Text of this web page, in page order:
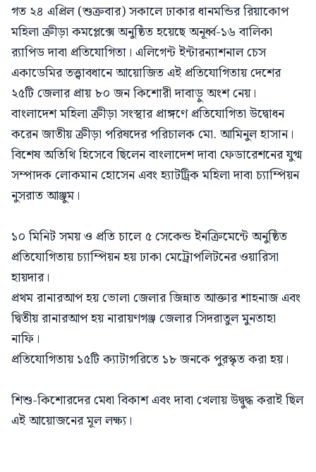
গত ২৪ এপ্রিল (শুক্রবার) সকালে ঢাকার ধানমন্ডির রিয়াকোপ
মহিলা ক্রীড়া কমপ্লেক্সে অনুষ্ঠিত হয়েছে অনূর্ধ্ব-১৬ বালিকা
র‍্যাপিড দাবা প্রতিযোগিতা। এলিগেন্ট ইন্টারন্যাশনাল চেস
একাডেমির তত্ত্বাবধানে আয়োজিত এই প্রতিযোগিতায় দেশের
২৫টি জেলার প্রায় ৮০ জন কিশোরী দাবাড়ু অংশ নেয়।
বাংলাদেশ মহিলা ক্রীড়া সংস্থার প্রাঙ্গণে প্রতিযোগিতা উদ্বোধন
করেন জাতীয় ক্রীড়া পরিষদের পরিচালক মো. আমিনুল হাসান।
বিশেষ অতিথি হিসেবে ছিলেন বাংলাদেশ দাবা ফেডারেশনের যুগ্ম
সম্পাদক লোকমান হোসেন এবং হ্যাটট্রিক মহিলা দাবা চ্যাম্পিয়ন
নুসরাত আঞ্জুম।
১০ মিনিট সময় ও প্রতি চালে ৫ সেকেন্ড ইনক্রিমেন্টে অনুষ্ঠিত
প্রতিযোগিতায় চ্যাম্পিয়ন হয় ঢাকা মেট্রোপলিটনের ওয়ারিসা
হায়দার।
প্রথম রানারআপ হয় ভোলা জেলার জিন্নাত আক্তার শাহনাজ এবং
দ্বিতীয় রানারআপ হয় নারায়ণগঞ্জ জেলার সিদরাতুল মুনতাহা
নাফি।
প্রতিযোগিতায় ১৫টি ক্যাটাগরিতে ১৮ জনকে পুরস্কৃত করা হয়।
শিশু-কিশোরদের মেধা বিকাশ এবং দাবা খেলায় উদ্বুদ্ধ করাই ছিল
এই আয়োজনের মূল লক্ষ্য।